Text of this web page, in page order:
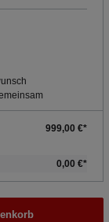
999,00 €*
0,00 €*